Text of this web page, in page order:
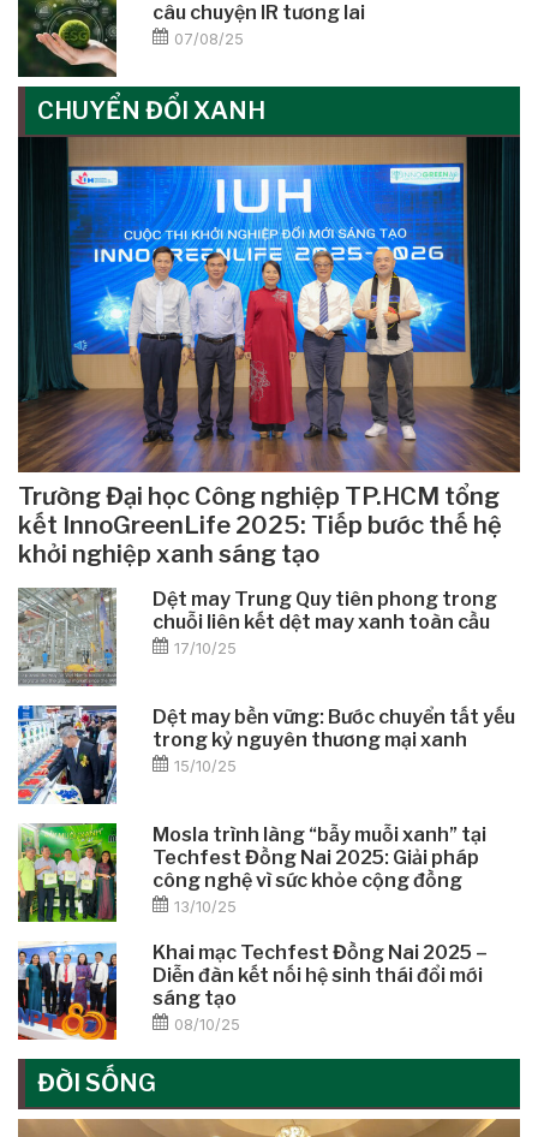
câu chuyện IR tương lai
07/08/25
CHUYỂN ĐỔI XANH
Trường Đại học Công nghiệp TP.HCM tổng
kết InnoGreenLife 2025: Tiếp bước thế hệ
khởi nghiệp xanh sáng tạo
Dệt may Trung Quy tiên phong trong
chuỗi liên kết dệt may xanh toàn cầu
17/10/25
Dệt may bền vững: Bước chuyển tất yếu
trong kỷ nguyên thương mại xanh
15/10/25
Mosla trình làng “bẫy muỗi xanh” tại
Techfest Đồng Nai 2025: Giải pháp
công nghệ vì sức khỏe cộng đồng
13/10/25
Khai mạc Techfest Đồng Nai 2025 –
Diễn đàn kết nối hệ sinh thái đổi mới
sáng tạo
08/10/25
ĐỜI SỐNG